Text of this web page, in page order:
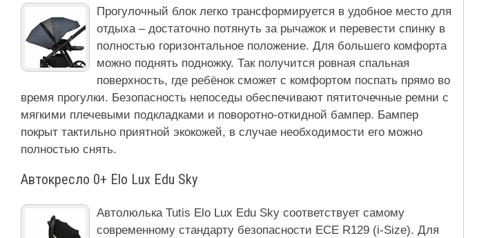
Прогулочный блок легко трансформируется в удобное место для
отдыха – достаточно потянуть за рычажок и перевести спинку в
полностью горизонтальное положение. Для большего комфорта
можно поднять подножку. Так получится ровная спальная
поверхность, где ребёнок сможет с комфортом поспать прямо во
время прогулки. Безопасность непоседы обеспечивают пятиточечные ремни с
мягкими плечевыми подкладками и поворотно-откидной бампер. Бампер
покрыт тактильно приятной экокожей, в случае необходимости его можно
полностью снять.
Автокресло 0+ Elo Lux Edu Sky
Автолюлька Tutis Elo Lux Edu Sky соответствует самому
современному стандарту безопасности ECE R129 (i-Size). Для